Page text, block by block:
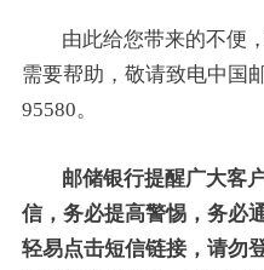
由此给您带来的不便
需要帮助，敬请致电中国
95580。
邮储银行提醒广大客
信，务必提高警惕，务必
轻易点击短信链接，请勿